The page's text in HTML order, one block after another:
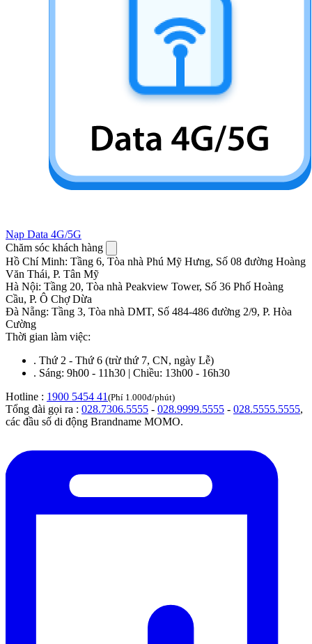
Nạp Data 4G/5G
Chăm sóc khách hàng
Hồ Chí Minh: Tầng 6, Tòa nhà Phú Mỹ Hưng, Số 08 đường Hoàng
Văn Thái, P. Tân Mỹ
Hà Nội: Tầng 20, Tòa nhà Peakview Tower, Số 36 Phố Hoàng
Cầu, P. Ô Chợ Dừa
Đà Nẵng: Tầng 3, Tòa nhà DMT, Số 484-486 đường 2/9, P. Hòa
Cường
Thời gian làm việc:
. Thứ 2 - Thứ 6 (trừ thứ 7, CN, ngày Lễ)
. Sáng: 9h00 - 11h30 | Chiều: 13h00 - 16h30
Hotline : 1900 5454 41 (Phí 1.000đ/phút)
Tổng đài gọi ra : 028.7306.5555 - 028.9999.5555 - 028.5555.5555,
các đầu số di động Brandname MOMO.